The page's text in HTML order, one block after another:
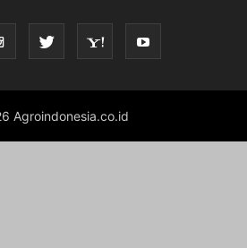
Agroindonesia.co.id